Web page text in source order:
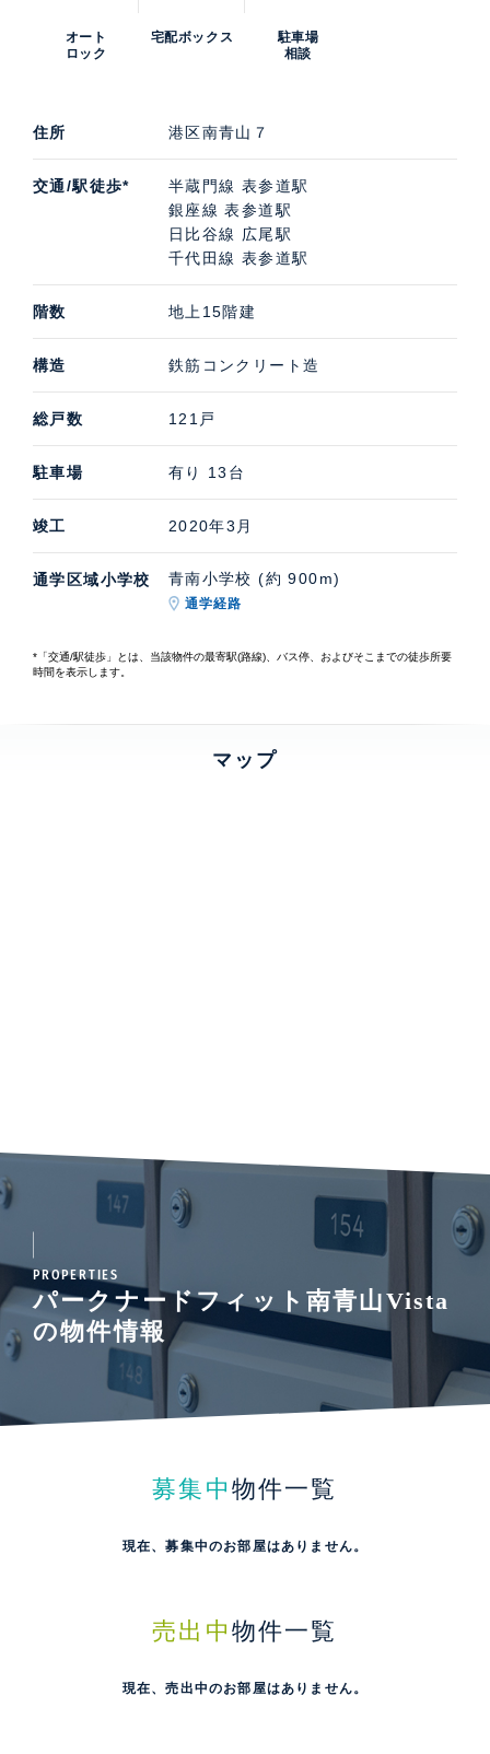
オート
ロック
宅配ボックス
駐車場
相談
住所 港区南青山７
交通/駅徒歩*
半蔵門線 表参道駅
銀座線 表参道駅
日比谷線 広尾駅
千代田線 表参道駅
階数 地上15階建
構造 鉄筋コンクリート造
総戸数 121戸
駐車場 有り 13台
竣工 2020年3月
通学区域小学校 青南小学校 (約 900m)
通学経路
*「交通/駅徒歩」とは、当該物件の最寄駅(路線)、バス停、およびそこまでの徒歩所要
時間を表示します。
マップ
PROPERTIES
パークナードフィット南青山Vista
の物件情報
募集中 物件一覧
現在、募集中のお部屋はありません。
売出中 物件一覧
現在、売出中のお部屋はありません。